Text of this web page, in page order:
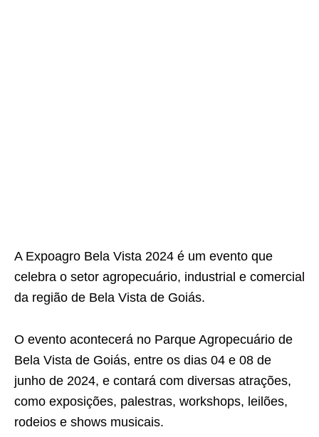
A Expoagro Bela Vista 2024 é um evento que
celebra o setor agropecuário, industrial e comercial
da região de Bela Vista de Goiás.
O evento acontecerá no Parque Agropecuário de
Bela Vista de Goiás, entre os dias 04 e 08 de
junho de 2024, e contará com diversas atrações,
como exposições, palestras, workshops, leilões,
rodeios e shows musicais.